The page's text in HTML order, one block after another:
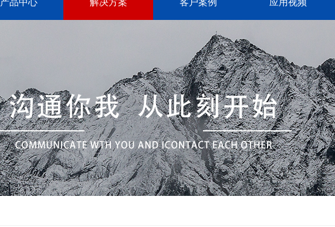
产品中心 解决方案 客户案例 应用视频